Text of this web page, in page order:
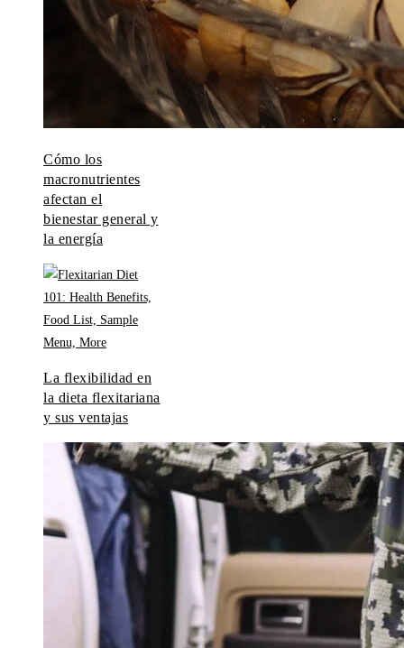
Cómo los
macronutrientes
afectan el
bienestar general y
la energía
La flexibilidad en
la dieta flexitariana
y sus ventajas